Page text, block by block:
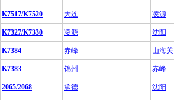
K7517/K7520 大连 凌源
K7327/K7330 凌源 沈阳
K7384 赤峰 山海关
K7383 锦州 赤峰
2065/2068 承德 沈阳